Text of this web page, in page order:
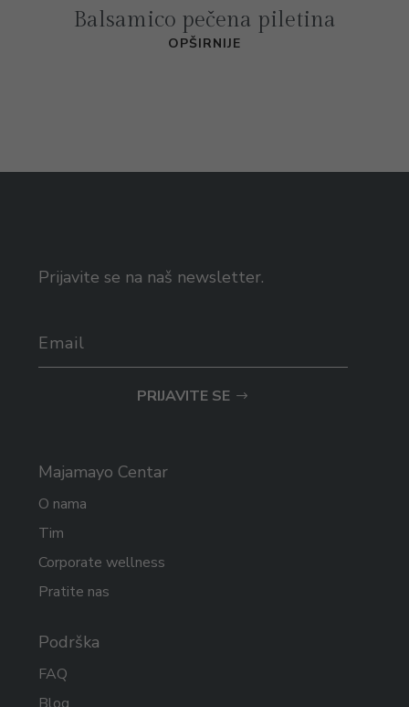
Balsamico pečena piletina
OPŠIRNIJE
Prijavite se na naš newsletter.
PRIJAVITE SE
Majamayo Centar
O nama
Tim
Corporate wellness
Pratite nas
Podrška
FAQ